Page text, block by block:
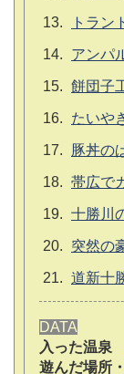
トラン
アンパ
餅団子
たいや
豚丼の
帯広で
十勝川
突然の
道新十
DATA
入った温泉
遊んだ場所